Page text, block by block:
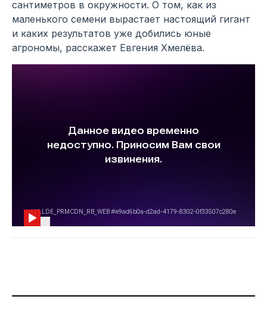
сантиметров в окружности. О том, как из
маленького семени вырастает настоящий гигант
и каких результатов уже добились юные
агрономы, расскажет Евгения Хмелёва.